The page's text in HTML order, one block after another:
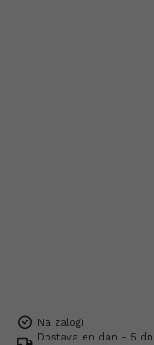
Na zalogi
Dostava en dan - 5 dni